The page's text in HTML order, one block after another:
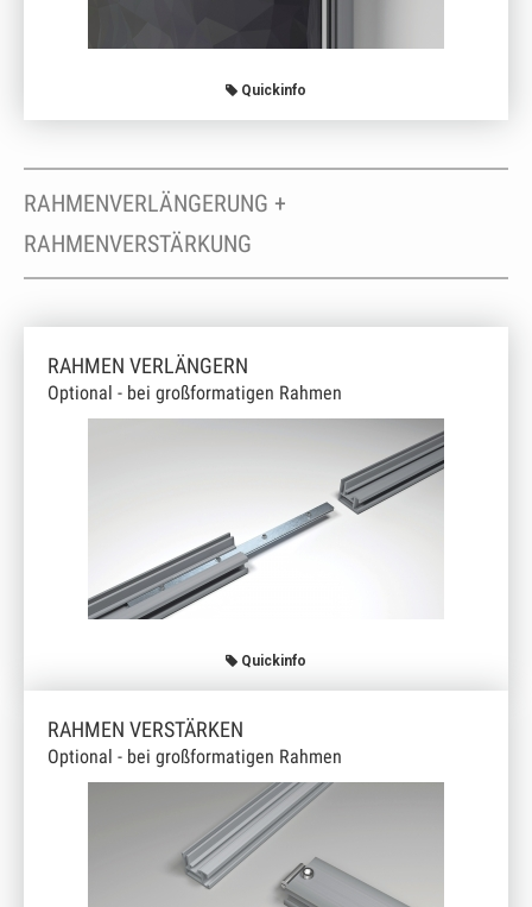
Quickinfo
RAHMENVERLÄNGERUNG +
RAHMENVERSTÄRKUNG
RAHMEN VERLÄNGERN
Optional - bei großformatigen Rahmen
Quickinfo
RAHMEN VERSTÄRKEN
Optional - bei großformatigen Rahmen